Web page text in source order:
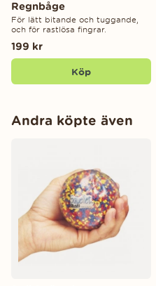
Regnbåge
För lätt bitande och tuggande,
och för rastlösa fingrar.
199 kr
Köp
Andra köpte även